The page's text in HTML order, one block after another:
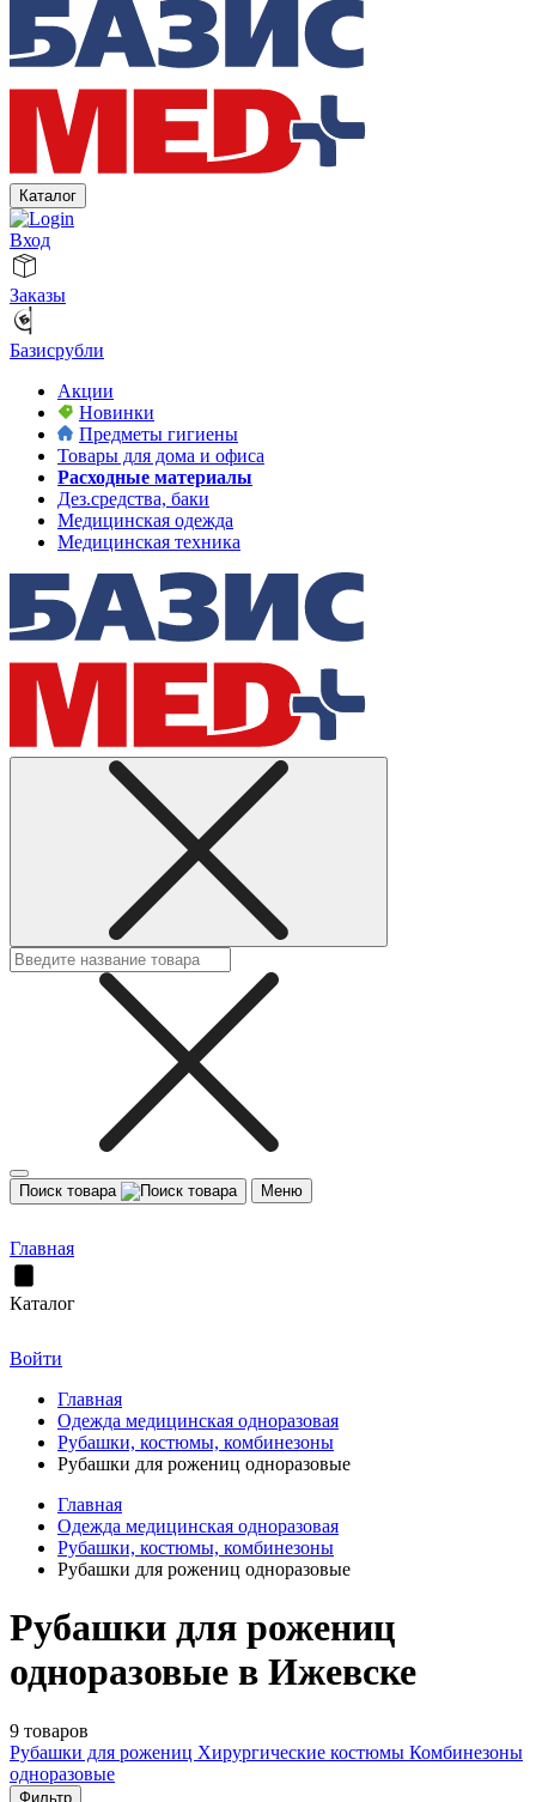
Каталог
Вход
Заказы
Базисрубли
Акции
Новинки
Предметы гигиены
Товары для дома и офиса
Расходные материалы
Дез.средства, баки
Медицинская одежда
Медицинская техника
Поиск товара Меню
Главная
Каталог
Войти
Главная
Одежда медицинская одноразовая
Рубашки, костюмы, комбинезоны
Рубашки для рожениц одноразовые
Главная
Одежда медицинская одноразовая
Рубашки, костюмы, комбинезоны
Рубашки для рожениц одноразовые
Рубашки для рожениц
одноразовые в Ижевске
9 товаров
Рубашки для рожениц Хирургические костюмы Комбинезоны
одноразовые
Фильтр